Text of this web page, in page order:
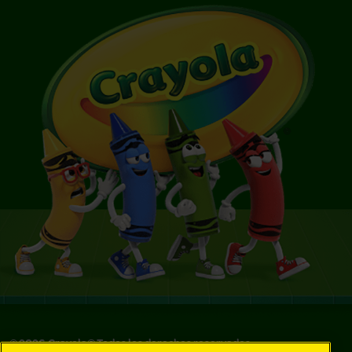
©2026Crayola® Todos los derechos reservados.